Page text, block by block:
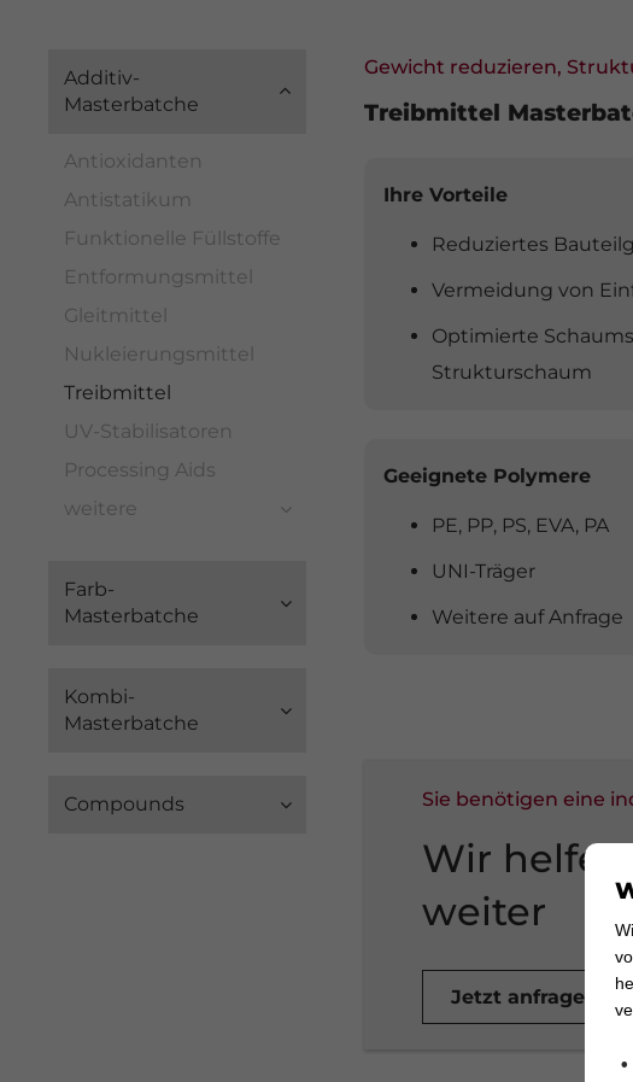
Additiv-
Masterbatche
Antioxidanten
Antistatikum
Funktionelle Füllstoffe
Entformungsmittel
Gleitmittel
Nukleierungsmittel
Treibmittel
UV-Stabilisatoren
Processing Aids
weitere
Farb-
Masterbatche
Kombi-
Masterbatche
Compounds
Gewicht reduzieren,
Treibmittel
Ihre Vorteile
Reduziertes
Vermeidung von
Optimierte
Strukturschaum
Geeignete Polymere
PE, PP, PS, EVA, PA
UNI-Träger
Weitere auf Anfrage
Sie benötigen eine
Wir
weiter
Jetzt anfragen
•